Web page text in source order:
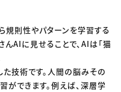
規則性やパターンを学習する
んAIに見せることで、AIは「猫
技術です。人間の脳みその
ができます。例えば、深層学